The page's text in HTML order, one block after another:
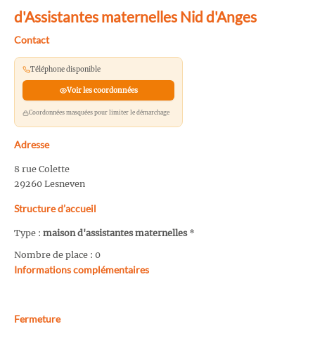
d'Assistantes maternelles Nid d'Anges
Contact
Téléphone disponible
Voir les coordonnées
Coordonnées masquées pour limiter le démarchage
Adresse
8 rue Colette
29260 Lesneven
Structure d’accueil
Type : maison d'assistantes maternelles*
Nombre de place : 0
Informations complémentaires
Fermeture